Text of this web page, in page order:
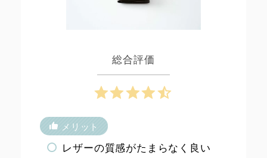
総合評価
メリット
レザーの質感がたまらなく良い